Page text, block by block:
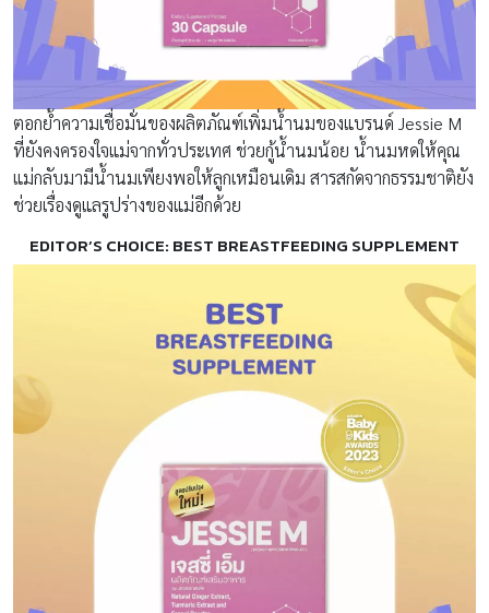
ตอกย้ำความเชื่อมั่นของผลิตภัณฑ์เพิ่มน้ำนมของแบรนด์ Jessie M
ที่ยังคงครองใจแม่จากทั่วประเทศ ช่วยกู้น้ำนมน้อย น้ำนมหดให้คุณ
แม่กลับมามีน้ำนมเพียงพอให้ลูกเหมือนเดิม สารสกัดจากธรรมชาติยัง
ช่วยเรื่องดูแลรูปร่างของแม่อีกด้วย
EDITOR’S CHOICE: BEST BREASTFEEDING SUPPLEMENT